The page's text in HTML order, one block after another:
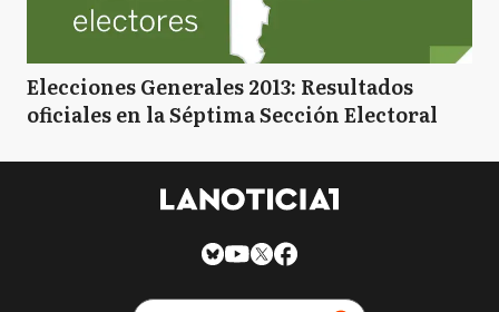
Elecciones Generales 2013: Resultados
oficiales en la Séptima Sección Electoral